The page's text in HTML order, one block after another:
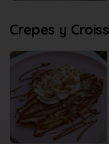
Crepes y